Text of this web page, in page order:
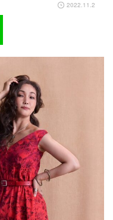
2022.11.2